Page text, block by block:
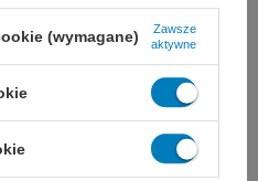
(wymagane)
Zawsze
aktywne